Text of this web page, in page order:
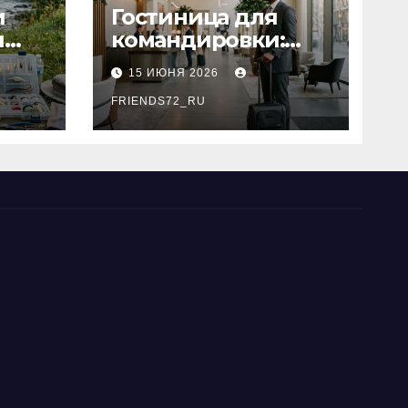
Гостиница для
командировки:
основные
критерии выбора
15 ИЮНЯ 2026
FRIENDS72_RU